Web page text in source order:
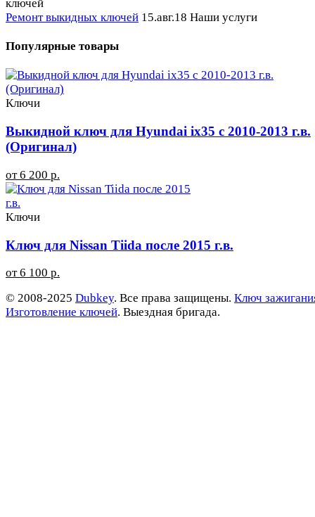
Ремонт выкидных ключей 15.авг.18 Наши услуги
Популярные товары
Ключи
Выкидной ключ для Hyundai ix35 с 2010-2013 г.в.
(Оригинал)
от 6 200 р.
Ключи
Ключ для Nissan Tiida после 2015 г.в.
от 6 100 р.
© 2008-2025 Dubkey. Все права защищены. Ключ
Изготовление ключей. Выездная бригада.